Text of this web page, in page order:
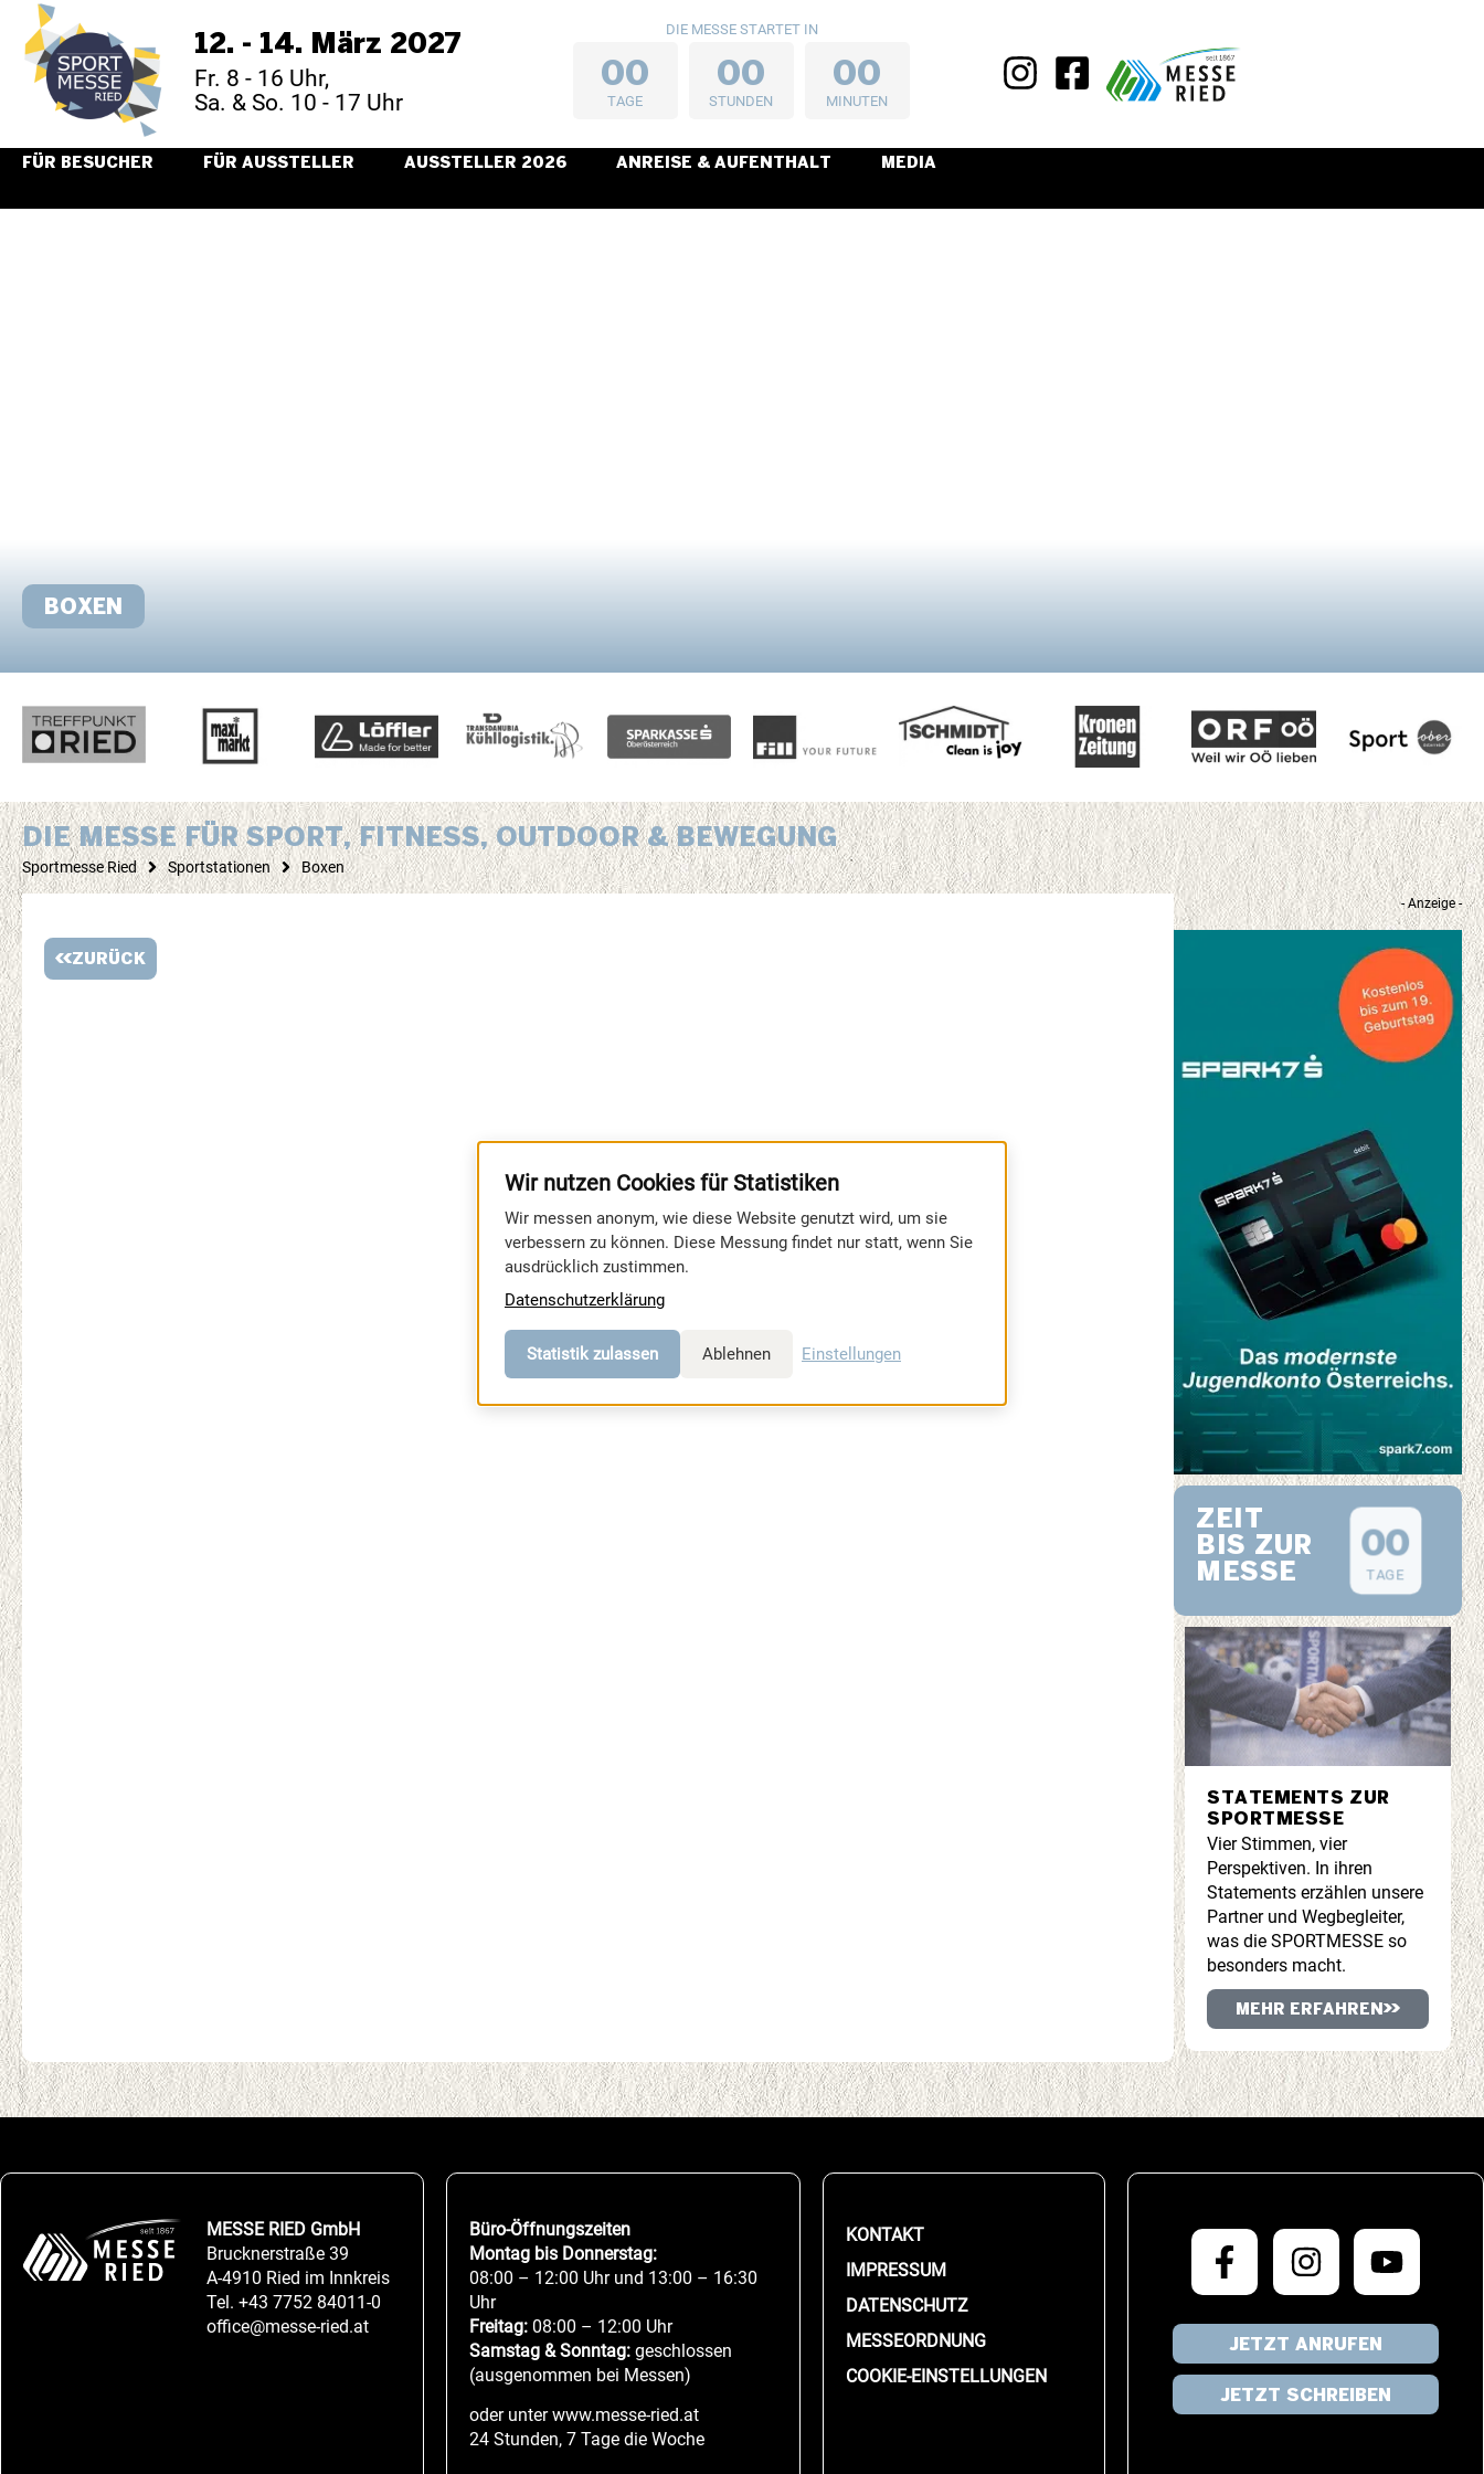
12. - 14. März 2027
Fr. 8 - 16 Uhr,
Sa. & So. 10 - 17 Uhr
DIE MESSE STARTET IN
00
TAGE
00
STUNDEN
00
MINUTEN
FÜR BESUCHER FÜR AUSSTELLER AUSSTELLER 2026 ANREISE & AUFENTHALT MEDIA
BOXEN
DIE MESSE FÜR SPORT, FITNESS, OUTDOOR & BEWEGUNG
Sportmesse Ried Sportstationen Boxen
ZURÜCK
- Anzeige -
ZEIT
BIS ZUR
MESSE
00
TAGE
STATEMENTS ZUR
SPORTMESSE
Vier Stimmen, vier
Perspektiven. In ihren
Statements erzählen unsere
Partner und Wegbegleiter,
was die SPORTMESSE so
besonders macht.
MEHR ERFAHREN
MESSE RIED GmbH
Brucknerstraße 39
A-4910 Ried im Innkreis
Tel. +43 7752 84011-0
office@messe-ried.at
Büro-Öffnungszeiten
Montag bis Donnerstag:
08:00 – 12:00 Uhr und 13:00 – 16:30
Uhr
Freitag: 08:00 – 12:00 Uhr
Samstag & Sonntag: geschlossen
(ausgenommen bei Messen)
oder unter www.messe-ried.at
24 Stunden, 7 Tage die Woche
KONTAKT
IMPRESSUM
DATENSCHUTZ
MESSEORDNUNG
COOKIE-EINSTELLUNGEN
JETZT ANRUFEN
JETZT SCHREIBEN
Wir nutzen Cookies für Statistiken
Wir messen anonym, wie diese Website genutzt wird, um sie
verbessern zu können. Diese Messung findet nur statt, wenn Sie
ausdrücklich zustimmen.
Datenschutzerklärung
Statistik zulassen Ablehnen Einstellungen